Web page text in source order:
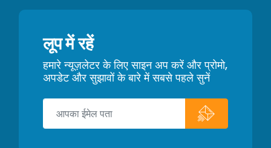
लूप में रहें
हमारे न्यूज़लेटर के लिए साइन अप करें और प्रोमो,
अपडेट और सुझावों के बारे में सबसे पहले सुनें